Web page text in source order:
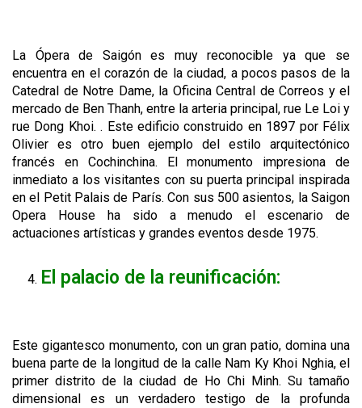
La Ópera de Saigón es muy reconocible ya que se
encuentra en el corazón de la ciudad, a pocos pasos de la
Catedral de Notre Dame, la Oficina Central de Correos y el
mercado de Ben Thanh, entre la arteria principal, rue Le Loi y
rue Dong Khoi. . Este edificio construido en 1897 por Félix
Olivier es otro buen ejemplo del estilo arquitectónico
francés en Cochinchina. El monumento impresiona de
inmediato a los visitantes con su puerta principal inspirada
en el Petit Palais de París. Con sus 500 asientos, la Saigon
Opera House ha sido a menudo el escenario de
actuaciones artísticas y grandes eventos desde 1975.
El palacio de la reunificación:
Este gigantesco monumento, con un gran patio, domina una
buena parte de la longitud de la calle Nam Ky Khoi Nghia, el
primer distrito de la ciudad de Ho Chi Minh. Su tamaño
dimensional es un verdadero testigo de la profunda